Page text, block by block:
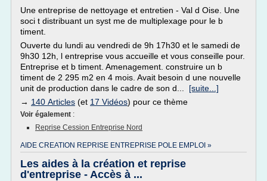
Une entreprise de nettoyage et entretien - Val d Oise. Une
soci t distribuant un syst me de multiplexage pour le b
timent.
Ouverte du lundi au vendredi de 9h 17h30 et le samedi de
9h30 12h, l entreprise vous accueille et vous conseille pour.
Entreprise et b timent. Amenagement. construire un b
timent de 2 295 m2 en 4 mois. Avait besoin d une nouvelle
unit de production dans le cadre de son d... [suite...]
→ 140 Articles (et 17 Vidéos) pour ce thème
Voir également :
Reprise Cession Entreprise Nord
AIDE CREATION REPRISE ENTREPRISE POLE EMPLOI »
Les aides à la création et reprise
d'entreprise - Accès à ...